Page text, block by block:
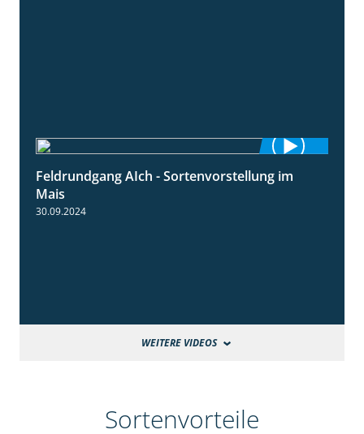
11:24
Feldrundgang AIch - Sortenvorstellung im
Mais
30.09.2024
WEITERE VIDEOS
Sortenvorteile